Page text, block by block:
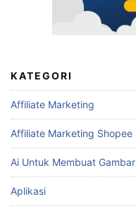
KATEGORI
Affiliate Marketing
Affiliate Marketing Shopee
Ai Untuk Membuat Gambar
Aplikasi